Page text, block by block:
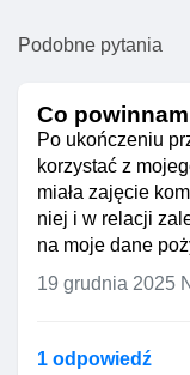
Podobne pytania
Co
Po ukończeniu
korzystać z
miała zajęcie
niej i w relacji
na moje dane
19 grudnia 2025
1 odpowiedź